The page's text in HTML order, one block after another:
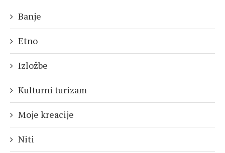
Banje
Etno
Izložbe
Kulturni turizam
Moje kreacije
Niti